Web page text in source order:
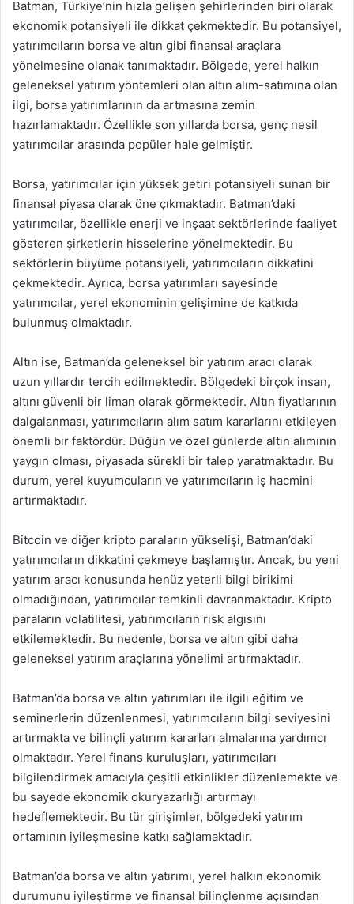
Batman, Türkiye’nin hızla gelişen şehirlerinden biri olarak
ekonomik potansiyeli ile dikkat çekmektedir. Bu potansiyel,
yatırımcıların borsa ve altın gibi finansal araçlara
yönelmesine olanak tanımaktadır. Bölgede, yerel halkın
geleneksel yatırım yöntemleri olan altın alım-satımına olan
ilgi, borsa yatırımlarının da artmasına zemin
hazırlamaktadır. Özellikle son yıllarda borsa, genç nesil
yatırımcılar arasında popüler hale gelmiştir.
Borsa, yatırımcılar için yüksek getiri potansiyeli sunan bir
finansal piyasa olarak öne çıkmaktadır. Batman’daki
yatırımcılar, özellikle enerji ve inşaat sektörlerinde faaliyet
gösteren şirketlerin hisselerine yönelmektedir. Bu
sektörlerin büyüme potansiyeli, yatırımcıların dikkatini
çekmektedir. Ayrıca, borsa yatırımları sayesinde
yatırımcılar, yerel ekonominin gelişimine de katkıda
bulunmuş olmaktadır.
Altın ise, Batman’da geleneksel bir yatırım aracı olarak
uzun yıllardır tercih edilmektedir. Bölgedeki birçok insan,
altını güvenli bir liman olarak görmektedir. Altın fiyatlarının
dalgalanması, yatırımcıların alım satım kararlarını etkileyen
önemli bir faktördür. Düğün ve özel günlerde altın alımının
yaygın olması, piyasada sürekli bir talep yaratmaktadır. Bu
durum, yerel kuyumcuların ve yatırımcıların iş hacmini
artırmaktadır.
Bitcoin ve diğer kripto paraların yükselişi, Batman’daki
yatırımcıların dikkatini çekmeye başlamıştır. Ancak, bu yeni
yatırım aracı konusunda henüz yeterli bilgi birikimi
olmadığından, yatırımcılar temkinli davranmaktadır. Kripto
paraların volatilitesi, yatırımcıların risk algısını
etkilemektedir. Bu nedenle, borsa ve altın gibi daha
geleneksel yatırım araçlarına yönelimi artırmaktadır.
Batman’da borsa ve altın yatırımları ile ilgili eğitim ve
seminerlerin düzenlenmesi, yatırımcıların bilgi seviyesini
artırmakta ve bilinçli yatırım kararları almalarına yardımcı
olmaktadır. Yerel finans kuruluşları, yatırımcıları
bilgilendirmek amacıyla çeşitli etkinlikler düzenlemekte ve
bu sayede ekonomik okuryazarlığı artırmayı
hedeflemektedir. Bu tür girişimler, bölgedeki yatırım
ortamının iyileşmesine katkı sağlamaktadır.
Batman’da borsa ve altın yatırımı, yerel halkın ekonomik
durumunu iyileştirme ve finansal bilinçlenme açısından